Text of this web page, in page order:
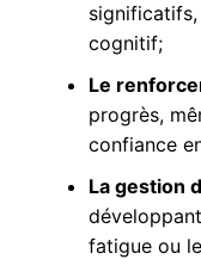
significatifs,
cognitif;
Le
progrès,
confiance
La gestion
fatigue ou